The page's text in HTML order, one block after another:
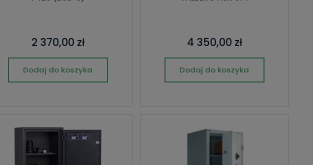
2 370,00 zł
Dodaj do koszyka
4 350,00 zł
Dodaj do koszyka